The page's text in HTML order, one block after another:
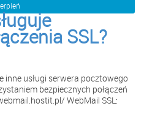
SSL?
usługi serwera pocztowego
bezpiecznych połączeń
WebMail SSL: